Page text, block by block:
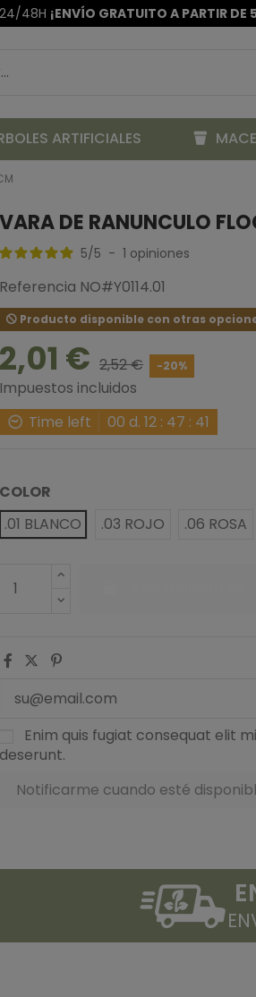
24/48H ¡ENVÍO GRATUITO A PARTIR
ARTIFICIALES
VARA DE RANUNCULO
5/5 - 1 opiniones
Referencia NO#Y0114.01
Producto disponible con otras
2,01 € 2,52 € -20%
Impuestos incluidos
Time left
00 d. 12: 47 : 40
COLOR
.01 BLANCO
.03 ROJO .06 ROSA
Enim quis fugiat consequat elit
deserunt.